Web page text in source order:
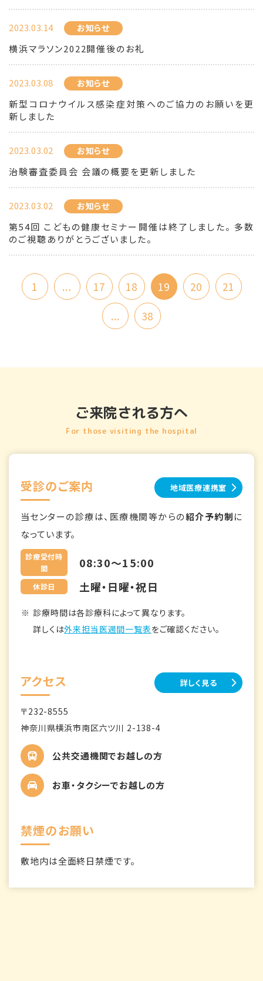
2023.03.14 お知らせ
横浜マラソン2022開催後のお礼
2023.03.08 お知らせ
新型コロナウイルス感染症対策へのご協力のお願いを更
新しました
2023.03.02 お知らせ
治験審査委員会 会議の概要を更新しました
2023.03.02 お知らせ
第54回 こどもの健康セミナー開催は終了しました。 多数
のご視聴ありがとうございました。
1 ... 17 18 19 20
21
...
38
ご来院される方へ
For those visiting the hospital
受診のご案内 地域医療連携室
当センターの診療は、医療機関等からの紹介予約制に
なっています。
診療受付時
間
08:30～15:00
休診日 土曜・日曜・祝日
診療時間は各診療科によって異なります。
詳しくは外来担当医週間一覧表をご確認ください。
アクセス 詳しく見る
〒232-8555
神奈川県横浜市南区六ツ川 2-138-4
公共交通機関でお越しの方
お車・タクシーでお越しの方
禁煙のお願い
敷地内は全面終日禁煙です。